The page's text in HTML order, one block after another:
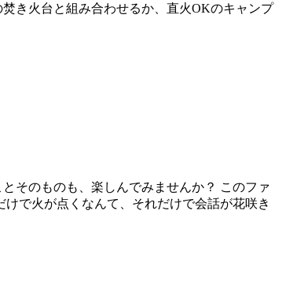
き火台と組み合わせるか、直火OKのキャンプ
そのものも、楽しんでみませんか？ このファ
で火が点くなんて、それだけで会話が花咲き